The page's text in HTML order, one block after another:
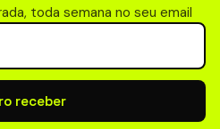
toda semana no seu email
receber